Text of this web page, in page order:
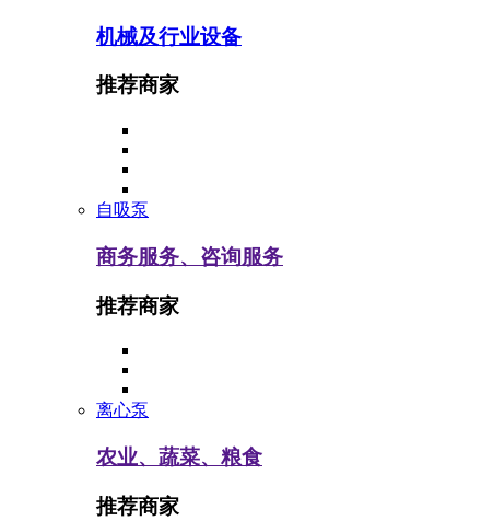
机械及行业设备
推荐商家
自吸泵
商务服务、咨询服务
推荐商家
离心泵
农业、蔬菜、粮食
推荐商家